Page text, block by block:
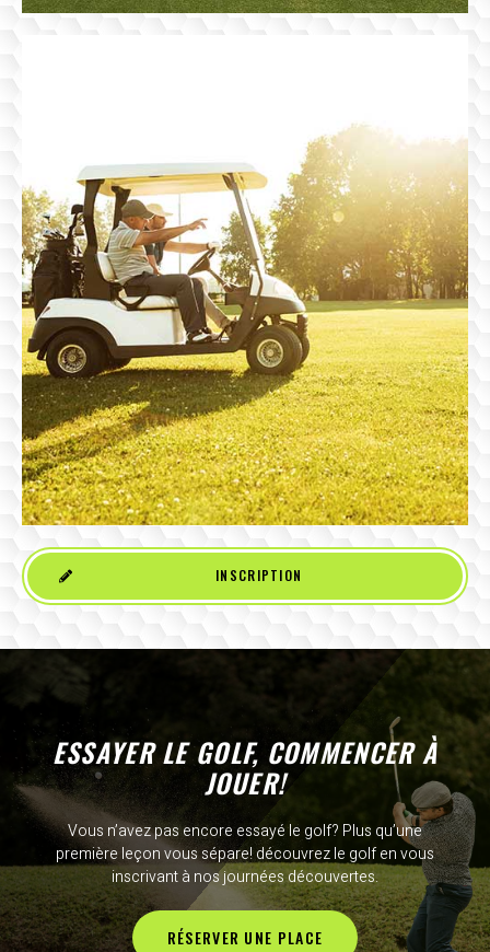
INSCRIPTION
ESSAYER LE GOLF, COMMENCER À
JOUER!
Vous n’avez pas encore essayé le golf? Plus qu’une
première leçon vous sépare! découvrez le golf en vous
inscrivant à nos journées découvertes.
RÉSERVER UNE PLACE